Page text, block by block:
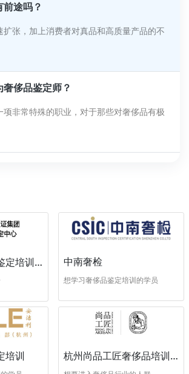
途吗？
扩张，加上消费者对真品和高质量产品的不
侈品鉴定师？
项非常特殊的职业，对于那些对奢侈品有极
中检集团奢侈品鉴定培训中心 中南奢检
想学习奢侈品鉴定培训的学员
培训 杭州尚品工匠奢侈品培训学校